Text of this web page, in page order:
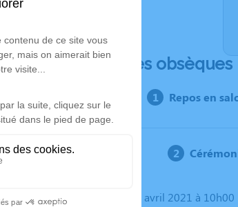
Déroulé des obsèques
Repos en
Le jeudi 22 avril 2021 à 10h00